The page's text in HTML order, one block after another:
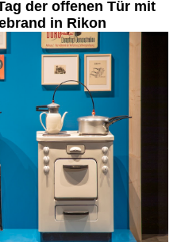
der offenen Tür mit
in Rikon